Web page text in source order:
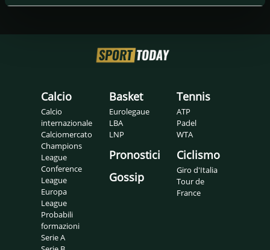
Calcio
Calcio
internazionale
Calciomercato
Champions
League
Conference
League
Europa
League
Probabili
formazioni
Serie A
Basket
Eurolegaue
LBA
LNP
Pronostici
Gossip
Tennis
ATP
Padel
WTA
Ciclismo
Giro d'Italia
Tour de
France